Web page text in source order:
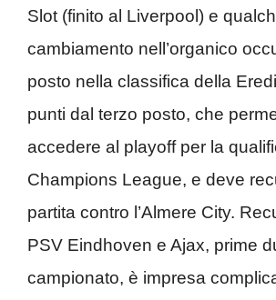
Slot (finito al Liverpool) e
cambiamento nell’organico
posto nella classifica della
punti dal terzo posto, che
accedere al playoff per la
Champions League, e deve
partita contro l’Almere City.
PSV Eindhoven e Ajax, prime
campionato, è impresa